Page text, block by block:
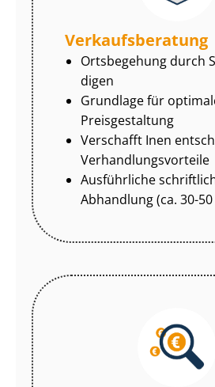
Ver­kaufs­be­ra­tung
Ortsbegehung durch
di­gen
Grundlage für
Preisgestaltung
Verschafft Inen
Ver­hand­lungs­vor­tei­le
Ausführliche
Abhandlung (ca. 30-